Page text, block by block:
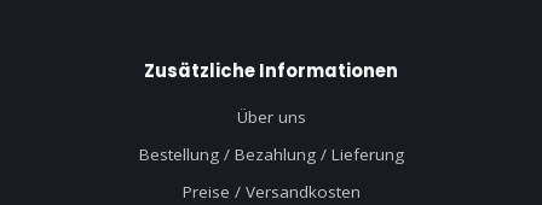
Zusätzliche Informationen
Über uns
Bestellung / Bezahlung / Lieferung
Preise / Versandkosten